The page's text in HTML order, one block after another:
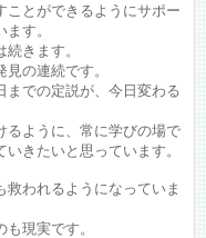
ことができるようにサポー
す。
きます。
の連続です。
までの定説が、今日変わる
るように、常に学びの場で
きたいと思っています。
われるようになっていま
現実です。